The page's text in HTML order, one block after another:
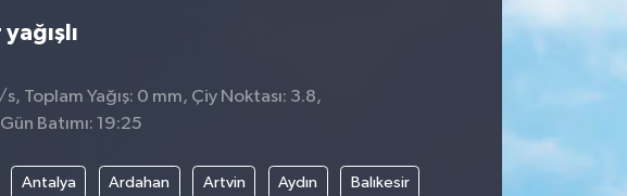
Toplam Yağış: 0 mm, Çiy Noktası: 3.8,
Batımı: 19:25
Antalya Ardahan Artvin Aydın Balıkesir